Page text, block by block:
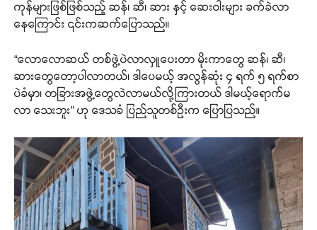
ကုန်များဖြစ်ဖြစ်သည့် ဆန်၊ ဆီ၊ ဆား နှင့် ဆေးဝါးများ ခက်ခဲလာ
နေကြောင်း ၎င်းကဆက်ပြောသည်။
“လောလောဆယ် တစ်ဖွဲ့ပဲလာလှူပေးတာ မိုးကာတွေ ဆန်၊ ဆီ၊
ဆားတွေတော့ပါလာတယ်၊ ဒါပေမယ့် အလွန်ဆုံး ၄ ရက် ၅ ရက်စာ
ပဲခံမှာ၊ တခြားအဖွဲ့တွေလဲလာမယ်လို့ကြားတယ် ဒါမယ့်ရောက်မ
လာ သေးဘူး” ဟု ဒေသခံ ပြည်သူတစ်ဦးက ပြောပြသည်။